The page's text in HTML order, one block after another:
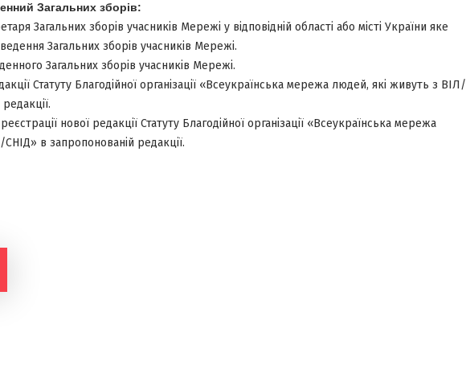
Загальних зборів:
Загальних зборів учасників Мережі у відповідній області або місті України яке
Загальних зборів учасників Мережі.
Загальних зборів учасників Мережі.
Статуту Благодійної організації «Всеукраїнська мережа людей, які живуть з ВІЛ/
нової редакції Статуту Благодійної організації «Всеукраїнська мережа
в запропонованій редакції.